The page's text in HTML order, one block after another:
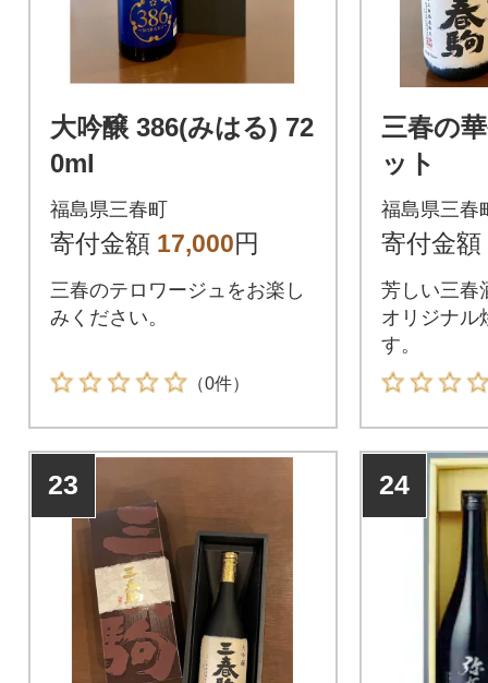
大吟醸 386(みはる) 72
0ml
福島県三春町
寄付金額 17,000円
三春のテロワージュをお楽し
みください。
（0件）
三春の
ット
福島県三春
寄付金額
芳しい三春
オリジナル
す。
23 24